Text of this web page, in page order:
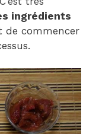
ingrédients
de commencer